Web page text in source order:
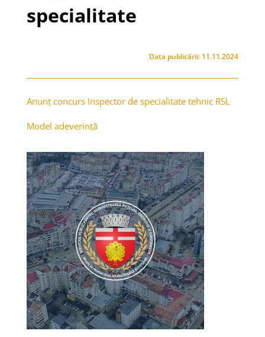
specialitate
Data publicării: 11.11.2024
Anunț concurs Inspector de specialitate tehnic RSL
Model adeverință